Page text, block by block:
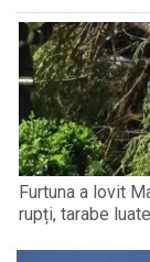
Furtuna a lovit
rupți, tarabe